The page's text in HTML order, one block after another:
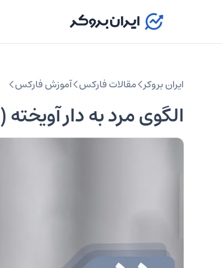
ایران بروکر مقالات فارکس آموزش فارکس
الگوی مرد به دار آویخته (Hanging man) چیست؟